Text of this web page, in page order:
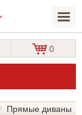
0
Прямые диваны